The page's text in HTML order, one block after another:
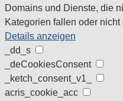
Domains und Dienste, die
Kategorien fallen oder
Details anzeigen
_dd_s
_deCookiesConsent
_ketch_consent_v1_
acris_cookie_acc